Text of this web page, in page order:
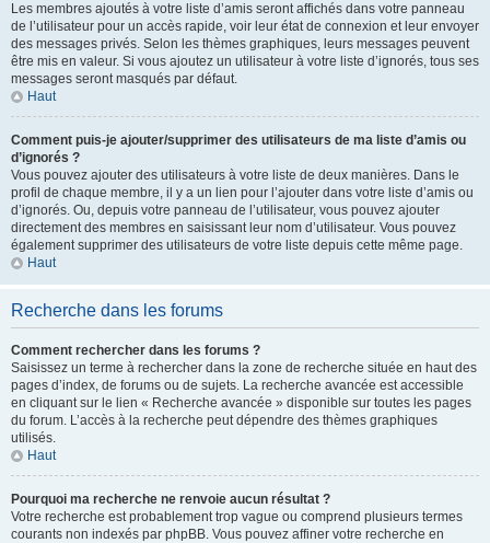
Les membres ajoutés à votre liste d’amis seront affichés dans votre panneau
de l’utilisateur pour un accès rapide, voir leur état de connexion et leur envoyer
des messages privés. Selon les thèmes graphiques, leurs messages peuvent
être mis en valeur. Si vous ajoutez un utilisateur à votre liste d’ignorés, tous ses
messages seront masqués par défaut.
Haut
Comment puis-je ajouter/supprimer des utilisateurs de ma liste d’amis ou
d’ignorés ?
Vous pouvez ajouter des utilisateurs à votre liste de deux manières. Dans le
profil de chaque membre, il y a un lien pour l’ajouter dans votre liste d’amis ou
d’ignorés. Ou, depuis votre panneau de l’utilisateur, vous pouvez ajouter
directement des membres en saisissant leur nom d’utilisateur. Vous pouvez
également supprimer des utilisateurs de votre liste depuis cette même page.
Haut
Recherche dans les forums
Comment rechercher dans les forums ?
Saisissez un terme à rechercher dans la zone de recherche située en haut des
pages d’index, de forums ou de sujets. La recherche avancée est accessible
en cliquant sur le lien « Recherche avancée » disponible sur toutes les pages
du forum. L’accès à la recherche peut dépendre des thèmes graphiques
utilisés.
Haut
Pourquoi ma recherche ne renvoie aucun résultat ?
Votre recherche est probablement trop vague ou comprend plusieurs termes
courants non indexés par phpBB. Vous pouvez affiner votre recherche en